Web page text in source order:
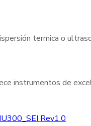
termica o
instrumentos de
Rev1.0